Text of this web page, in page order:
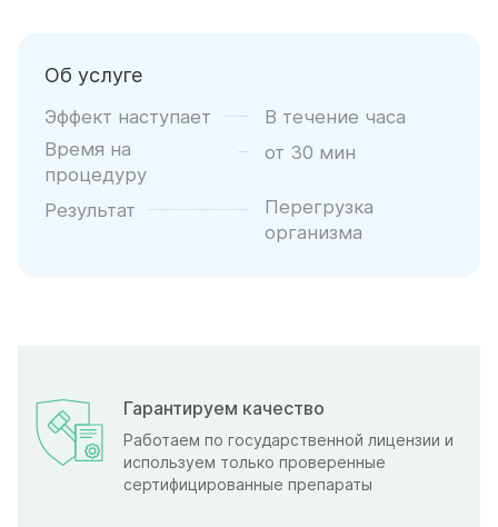
Об услуге
Эффект наступает
В течение часа
Время на
процедуру
от 30 мин
Результат
Перегрузка
организма
Гарантируем качество
Работаем по государственной лицензии и
используем только проверенные
сертифицированные препараты